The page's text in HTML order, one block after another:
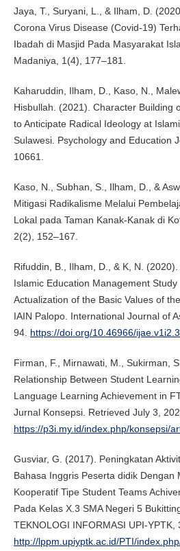
Jaya, T., Suryani, L., & Ilham, D.
Corona Virus Disease (Covid-19)
Ibadah di Masjid Pada Masyarakat
Madaniya, 1(4), 177–181.
Kaharuddin, Ilham, D., Kaso, N.,
Hisbullah. (2021). Character Building
to Anticipate Radical Ideology at
Sulawesi. Psychology and Education
10661.
Kaso, N., Subhan, S., Ilham, D., &
Mitigasi Radikalisme Melalui
Lokal pada Taman Kanak-Kanak di
2(2), 152–167.
Rifuddin, B., Ilham, D., & K, N.
Islamic Education Management
Actualization of the Basic Values of
IAIN Palopo. International Journal of
94. https://doi.org/10.46966/
Firman, F., Mirnawati, M., Sukirman,
Relationship Between Student
Language Learning Achievement in
Jurnal Konsepsi. Retrieved July 3,
https://p3i.my.id/index.php/konsepsi/
Gusviar, G. (2017). Peningkatan
Bahasa Inggris Peserta didik Dengan
Kooperatif Tipe Student Teams
Pada Kelas X.3 SMA Negeri 5
TEKNOLOGI INFORMASI UPI-YPTK,
http://lppm.upiyptk.ac.id/PTI/